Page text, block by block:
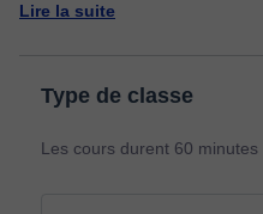
Lire la suite
Type de classe
Les cours durent 60 minutes